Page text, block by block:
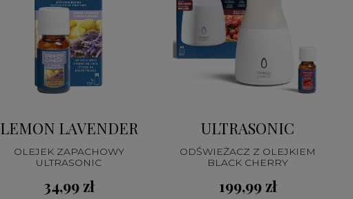
LEMON LAVENDER
OLEJEK ZAPACHOWY
ULTRASONIC
34,99 zł
ULTRASONIC
ODŚWIEŻACZ Z OLEJKIEM
BLACK CHERRY
199,99 zł